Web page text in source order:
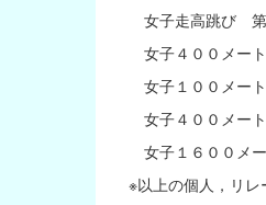
女子走高跳び
女子４００メー
女子１００メー
女子４００メー
女子１６００メ
※以上の個人，リ